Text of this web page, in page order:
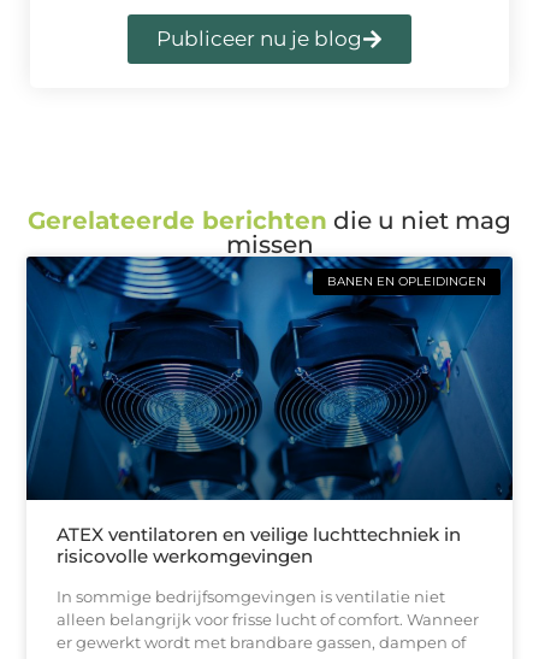
Publiceer nu je blog
Gerelateerde berichten die u niet mag
missen
BANEN EN OPLEIDINGEN
ATEX ventilatoren en veilige luchttechniek in
risicovolle werkomgevingen
In sommige bedrijfsomgevingen is ventilatie niet
alleen belangrijk voor frisse lucht of comfort. Wanneer
er gewerkt wordt met brandbare gassen, dampen of